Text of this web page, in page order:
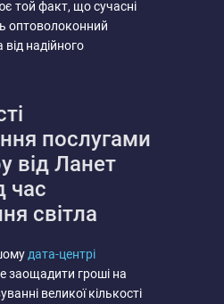
той факт, що сучасні
оптоволоконний
від надійного
послугами
від Ланет
час
світла
дата-центрі
заощадити гроші на
великої кількості